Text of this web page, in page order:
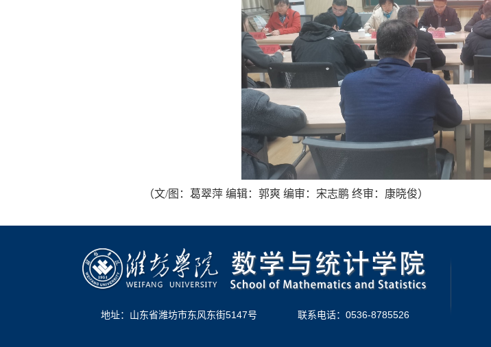
（文/图：葛翠萍 编辑：郭爽 编审：宋志鹏 终审：康晓俊）
地址：山东省潍坊市东风东街5147号 联系电话：0536-8785526